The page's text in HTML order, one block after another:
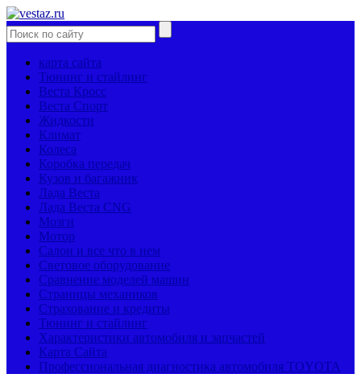
карта сайта
Тюнинг и стайлинг
Веста Кросс
Веста Спорт
Жидкости
Климат
Колеса
Коробка передач
Кузов и багажник
Лада Веста
Лада Веста CNG
Мозги
Мотор
Салон и все что в нем
Световое оборудование
Сравнение моделей машин
Страницы механиков
Страхование и кредиты
Тюнинг и стайлинг
Характеристики автомобиля и запчастей
Карта Сайта
Профессиональная диагностика автомобиля TOYOTA